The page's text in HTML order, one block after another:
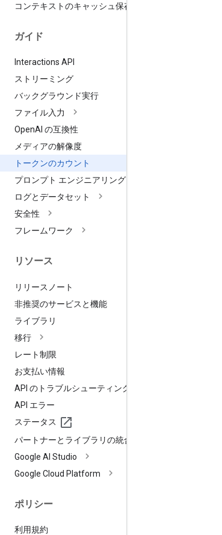
コンテキストのキャッシュ保存
ガイド
Interactions API
ストリーミング
バックグラウンド実行
ファイル入力
OpenAI の互換性
メディアの解像度
トークンのカウント
プロンプト エンジニアリング
ログとデータセット
安全性
フレームワーク
リソース
リリースノート
非推奨のサービスと機能
ライブラリ
移行
レート制限
お支払い情報
API のトラブルシューティング
API エラー
ステータス
パートナーとライブラリの統合
Google AI Studio
Google Cloud Platform
ポリシー
利用規約